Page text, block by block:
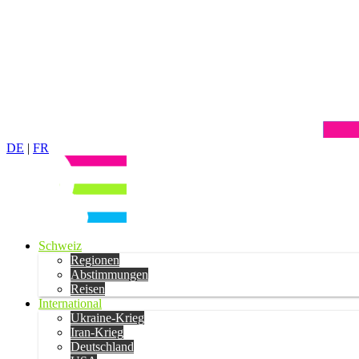
DE | FR
Schweiz
Regionen
Abstimmungen
Reisen
International
Ukraine-Krieg
Iran-Krieg
Deutschland